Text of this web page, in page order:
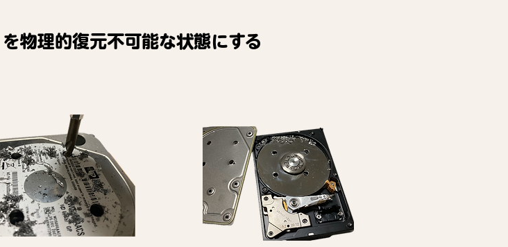
物理的復元不可能な状態にする